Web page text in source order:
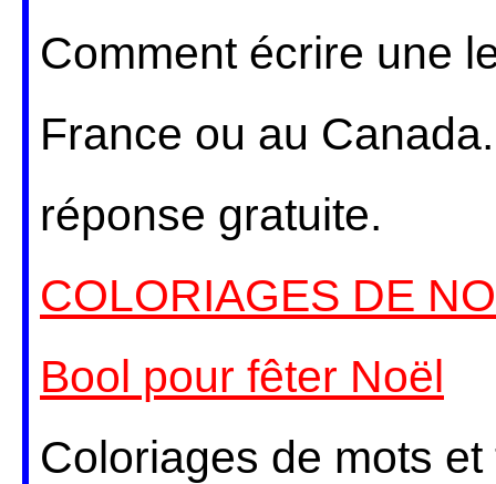
Comment écrire une
France ou au
réponse gratuite.
COLORIAGES DE
Bool pour fêter Noël
Coloriages de mots